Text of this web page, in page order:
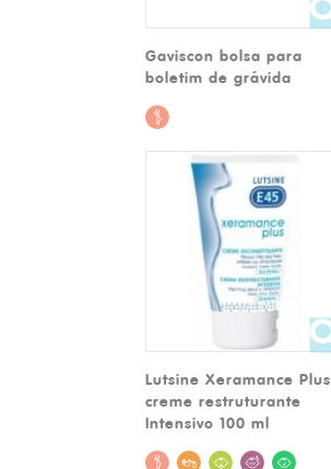
Gaviscon bolsa para
boletim de grávida
Lutsine Xeramance Plus
creme restruturante
Intensivo 100 ml